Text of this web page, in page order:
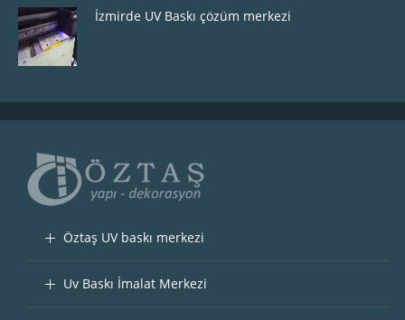
İzmirde UV Baskı çözüm merkezi
Öztaş UV baskı merkezi
Uv Baskı İmalat Merkezi